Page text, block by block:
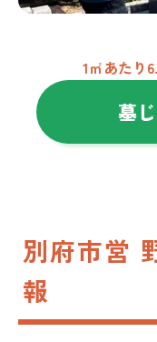
1㎡あたり
墓
別府市営
報